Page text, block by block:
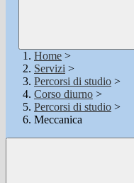
Home >
Servizi >
Percorsi di studio >
Corso diurno >
Percorsi di studio >
Meccanica